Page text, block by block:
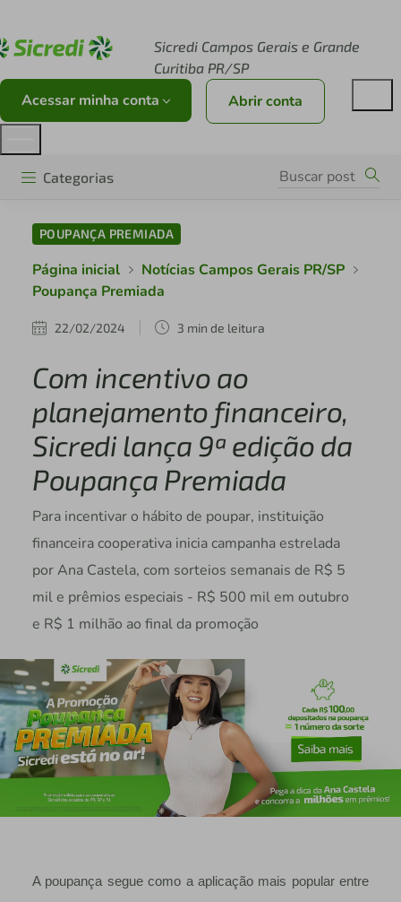
Sicredi Campos Gerais e Grande
Curitiba PR/SP
Acessar minha conta Abrir conta
Categorias
POUPANÇA PREMIADA
Página inicial
Notícias Campos Gerais PR/SP
Poupança Premiada
22/02/2024 3 min de leitura
Com incentivo ao
planejamento financeiro,
Sicredi lança 9ª edição da
Poupança Premiada
Para incentivar o hábito de poupar, instituição
financeira cooperativa inicia campanha estrelada
por Ana Castela, com sorteios semanais de R$ 5
mil e prêmios especiais - R$ 500 mil em outubro
e R$ 1 milhão ao final da promoção
A poupança segue como a aplicação mais popular entre